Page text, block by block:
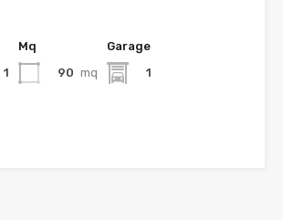
1
Mq
90 mq
Garage
1